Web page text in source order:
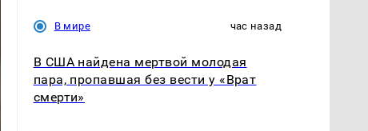
В мире час назад
В США найдена мертвой молодая
пара, пропавшая без вести у «Врат
смерти»